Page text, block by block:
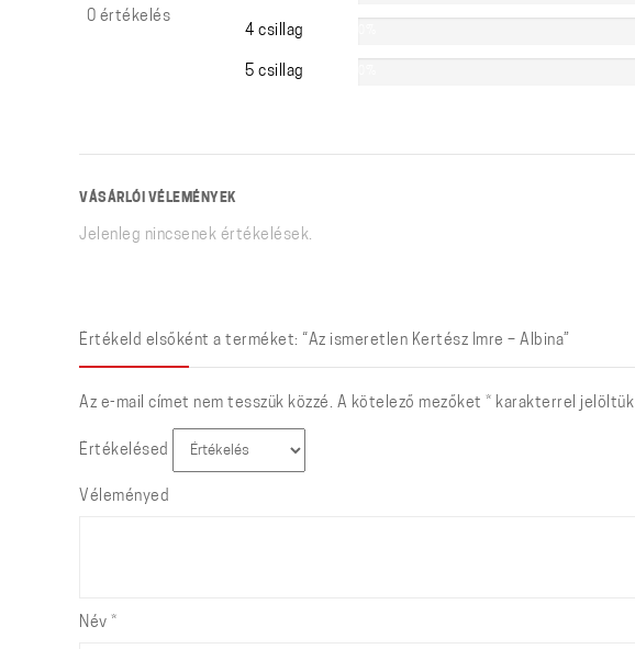
0 értékelés
4 csillag
5 csillag
VÁSÁRLÓI VÉLEMÉNYEK
Jelenleg nincsenek értékelések.
Értékeld elsőként a terméket: “Az ismeretlen Kertész Imre – Albina”
Az e-mail címet nem tesszük közzé. A kötelező mezőket * karakterrel jelöltük
Értékelésed
Véleményed
Név *